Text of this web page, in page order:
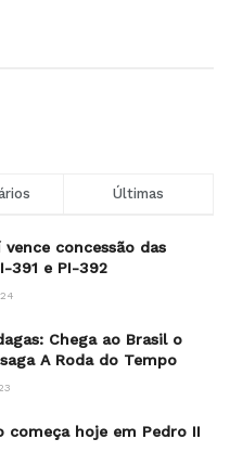
Últimas
vence concessão das
391 e PI-392
Chega ao Brasil o
A Roda do Tempo
começa hoje em Pedro II